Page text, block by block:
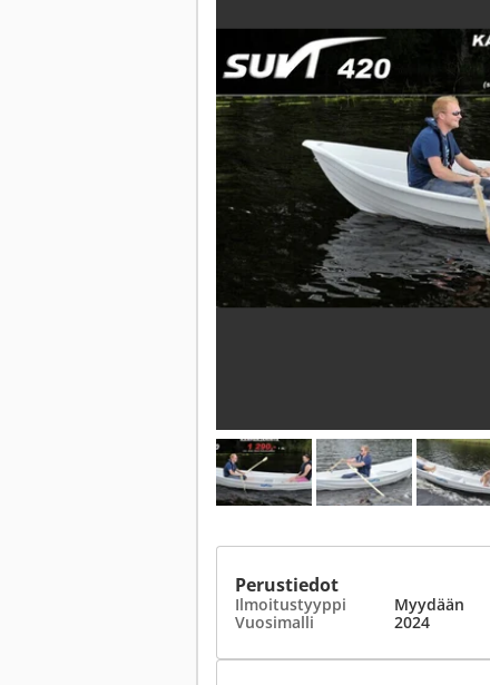
Perustiedot
Ilmoitustyyppi Myydään
Vuosimalli
2024